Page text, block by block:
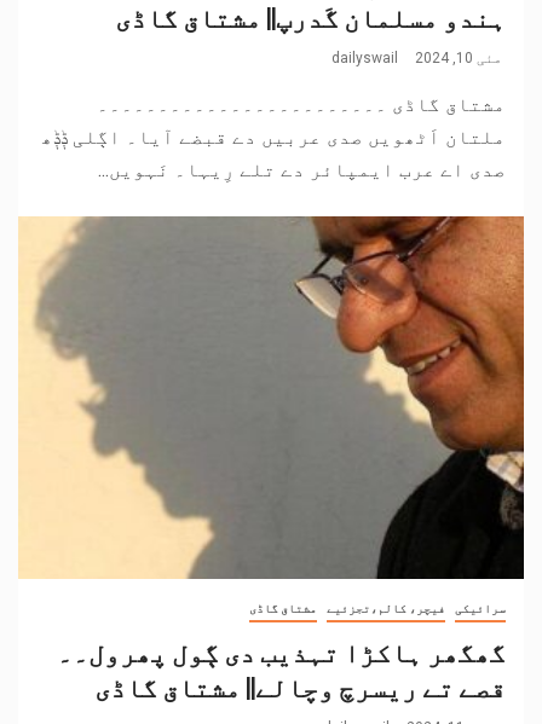
ہندو مسلمان گَدرپ|| مشتاق گاڈی
مئی 10, 2024 dailyswail
مشتاق گاڈی ۔۔۔۔۔۔۔۔۔۔۔۔۔۔۔۔۔۔۔۔۔۔۔۔
ملتان اَٹھویں صدی عربیں دے قبضے آیا۔ اڳلی ݙݙھ
صدی اے عرب ایمپائر دے تلے رِیہا۔ نَہویں...
سرائیکی فیچر، کالم،تجزئیے مشتاق گاڈی
گھگھر ہاکڑا تہذیب دی ڳول پھرول۔۔
قصے تے ریسرچ وچالے|| مشتاق گاڈی